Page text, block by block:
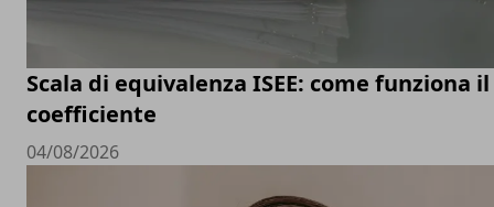
Scala di equivalenza ISEE: come funziona il
coefficiente
04/08/2026